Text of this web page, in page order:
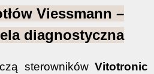
Viessmann –
diagnostyczna
sterowników Vitotronic